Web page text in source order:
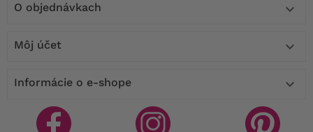
O objednávkach 
Môj účet 
Informácie o e-shope 